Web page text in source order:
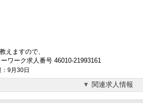
えますので、
ワーク求人番号 46010-21993161
9月30日
関連求人情報